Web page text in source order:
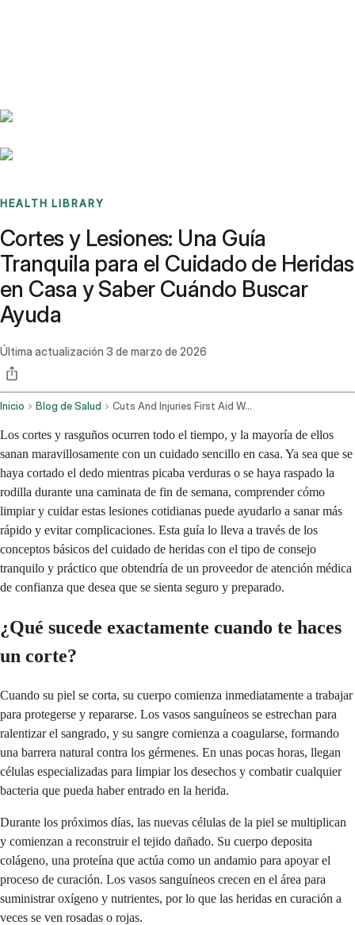
HEALTH LIBRARY
Cortes y Lesiones: Una Guía
Tranquila para el Cuidado de Heridas
en Casa y Saber Cuándo Buscar
Ayuda
Última actualización 3 de marzo de 2026
Inicio Blog de Salud Cuts And Injuries First Aid Wound Care And When To Seek Help
Los cortes y rasguños ocurren todo el tiempo, y la mayoría de ellos
sanan maravillosamente con un cuidado sencillo en casa. Ya sea que se
haya cortado el dedo mientras picaba verduras o se haya raspado la
rodilla durante una caminata de fin de semana, comprender cómo
limpiar y cuidar estas lesiones cotidianas puede ayudarlo a sanar más
rápido y evitar complicaciones. Esta guía lo lleva a través de los
conceptos básicos del cuidado de heridas con el tipo de consejo
tranquilo y práctico que obtendría de un proveedor de atención médica
de confianza que desea que se sienta seguro y preparado.
¿Qué sucede exactamente cuando te haces
un corte?
Cuando su piel se corta, su cuerpo comienza inmediatamente a trabajar
para protegerse y repararse. Los vasos sanguíneos se estrechan para
ralentizar el sangrado, y su sangre comienza a coagularse, formando
una barrera natural contra los gérmenes. En unas pocas horas, llegan
células especializadas para limpiar los desechos y combatir cualquier
bacteria que pueda haber entrado en la herida.
Durante los próximos días, las nuevas células de la piel se multiplican
y comienzan a reconstruir el tejido dañado. Su cuerpo deposita
colágeno, una proteína que actúa como un andamio para apoyar el
proceso de curación. Los vasos sanguíneos crecen en el área para
suministrar oxígeno y nutrientes, por lo que las heridas en curación a
veces se ven rosadas o rojas.